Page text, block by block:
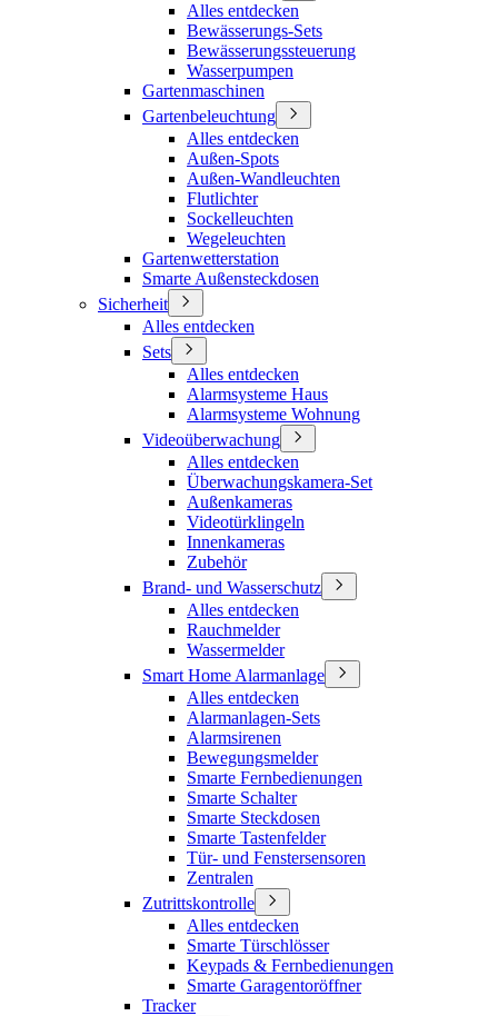
Alles entdecken
Bewässerungs-Sets
Bewässerungssteuerung
Wasserpumpen
Gartenmaschinen
Gartenbeleuchtung
Alles entdecken
Außen-Spots
Außen-Wandleuchten
Flutlichter
Sockelleuchten
Wegeleuchten
Gartenwetterstation
Smarte Außensteckdosen
Sicherheit
Alles entdecken
Sets
Alles entdecken
Alarmsysteme Haus
Alarmsysteme Wohnung
Videoüberwachung
Alles entdecken
Überwachungskamera-Set
Außenkameras
Videotürklingeln
Innenkameras
Zubehör
Brand- und Wasserschutz
Alles entdecken
Rauchmelder
Wassermelder
Smart Home Alarmanlage
Alles entdecken
Alarmanlagen-Sets
Alarmsirenen
Bewegungsmelder
Smarte Fernbedienungen
Smarte Schalter
Smarte Steckdosen
Smarte Tastenfelder
Tür- und Fenstersensoren
Zentralen
Zutrittskontrolle
Alles entdecken
Smarte Türschlösser
Keypads & Fernbedienungen
Smarte Garagentoröffner
Tracker